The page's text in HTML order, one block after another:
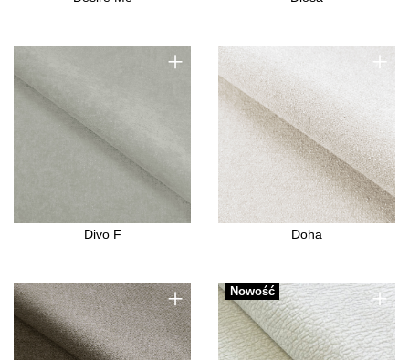
+
Divo F
+
Doha
+ +
Nowość